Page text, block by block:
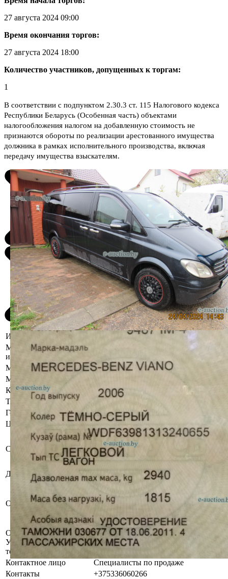
27 августа 2024 09:00
Время окончания торгов:
27 августа 2024 18:00
Количество участников, допущенных к торгам:
1
В соответствии с подпунктом 2.30.3 ст. 115 Налогового кодекса
Республики Беларусь (Особенная часть) объектами
налогообложения налогом на добавленную стоимость не
признаются обороты по реализации арестованного имущества
должника в рамках исполнительного производства, включая
передачу имущества взыскателям.
Информация о предмете торгов
Местоположение
имущества
г. Гродно, ул. Песочная, 39
Марка
Mercedes-Benz
Модель
Коробка передач
Механическая
Тип кузова
Вагон
Год выпуска
2006
Цвет
Тёмно-серый
Состояние
Бывшее в употреблении, при
инструментальном контроле,
диагностике, разборке возможно
выявление скрытых дефектов.
Должник
Ханабусев Игорь Николаевич
Обременения
Имеются запреты на совершение
регистрационных действий по
линии ГАИ, установленные
судебными исполнителями по
исполнительным производствам.
Осмотр объекта
Участник электронных торгов обязан до начала электронных
торгов осмотреть предмет торгов ( п.2.4.3 Регламента)
Контактное лицо
Специалисты по продаже
Контакты
+375336060266